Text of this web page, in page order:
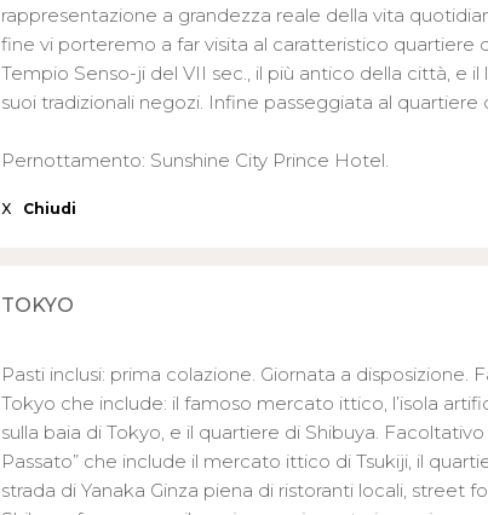
rappresentazione a grandezza reale della vita
fine vi porteremo a far visita al caratteristico quartiere
Tempio Senso-ji del VII sec., il più antico della città, e
suoi tradizionali negozi. Infine passeggiata al quartiere
Pernottamento: Sunshine City Prince Hotel.
X Chiudi
TOKYO
Pasti inclusi: prima colazione. Giornata a disposizione.
Tokyo che include: il famoso mercato ittico, l’isola
sulla baia di Tokyo, e il quartiere di Shibuya.
Passato” che include il mercato ittico di Tsukiji, il
strada di Yanaka Ginza piena di ristoranti locali, street